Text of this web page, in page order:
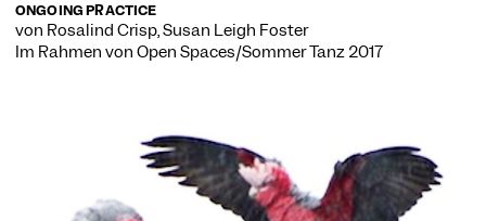
ONGOING PRACTICE
von Rosalind Crisp, Susan Leigh Foster
Im Rahmen von Open Spaces/Sommer Tanz 2017